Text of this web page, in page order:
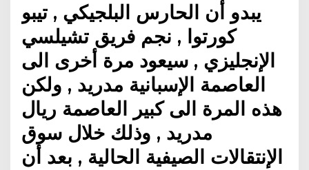
يبدو أن الحارس البلجيكي , تيبو
كورتوا , نجم فريق تشيلسي
الإنجليزي , سيعود مرة أخرى الى
العاصمة الإسبانية مدريد , ولكن
هذه المرة الى كبير العاصمة ريال
مدريد , وذلك خلال سوق
الإنتقالات الصيفية الحالية , بعد أن